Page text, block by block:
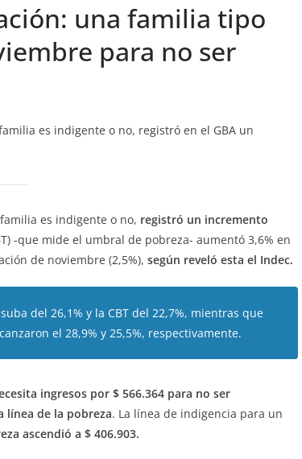
una familia tipo
para no ser
es indigente o no, registró en el GBA un
es indigente o no, registró un incremento
-que mide el umbral de pobreza- aumentó 3,6% en
de noviembre (2,5%), según reveló esta el Indec.
del 26,1% y la CBT del 22,7%, mientras que
el 28,9% y 25,5%, respectivamente.
ingresos por $ 566.364 para no ser
línea de la pobreza. La línea de indigencia para un
ascendió a $ 406.903.